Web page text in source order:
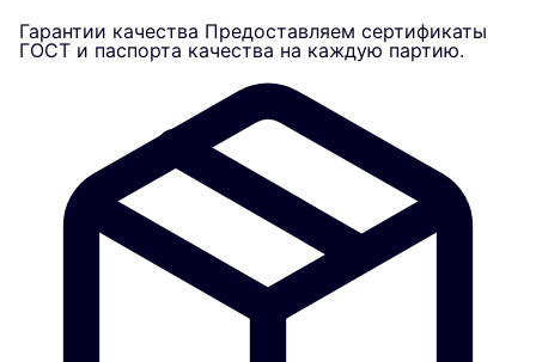
Гарантии качества Предоставляем сертификаты
ГОСТ и паспорта качества на каждую партию.